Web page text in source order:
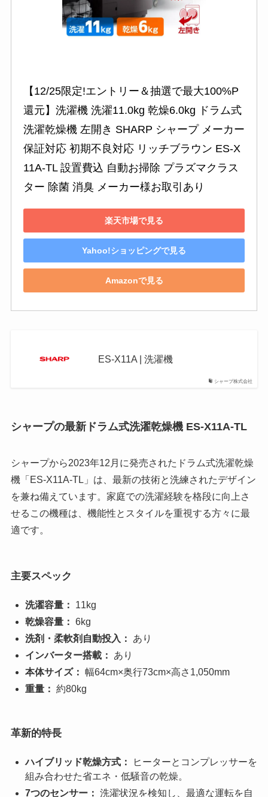
【12/25限定!エントリー＆抽選で最大100%P
還元】洗濯機 洗濯11.0kg 乾燥6.0kg ドラム式
洗濯乾燥機 左開き SHARP シャープ メーカー
保証対応 初期不良対応 リッチブラウン ES-X
11A-TL 設置費込 自動お掃除 プラズマクラス
ター 除菌 消臭 メーカー様お取引あり
楽天市場で見る
Yahoo!ショッピングで見る
Amazonで見る
シャープ株式会社
ES-X11A | 洗濯機
シャープの最新ドラム式洗濯乾燥機 ES-X11A-TL
シャープから2023年12月に発売されたドラム式洗濯乾燥
機「ES-X11A-TL」は、最新の技術と洗練されたデザイン
を兼ね備えています。家庭での洗濯経験を格段に向上さ
せるこの機種は、機能性とスタイルを重視する方々に最
適です。
主要スペック
洗濯容量：
11kg
乾燥容量： 6kg
洗剤・柔軟剤自動投入：
あり
インバーター搭載：
あり
本体サイズ： 幅64cm×奥行73cm×高さ1,050mm
重量： 約80kg
革新的特長
ハイブリッド乾燥方式：
ヒーターとコンプレッサーを
組み合わせた省エネ・低騒音の乾燥。
7つのセンサー： 洗濯状況を検知し、最適な運転を自